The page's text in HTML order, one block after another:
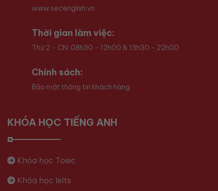
www.secenglish.vn
Thời gian làm việc:
Thứ 2 - CN: 08h30 - 12h00 & 13h30 - 22h00
Chính sách:
Bảo mật thông tin khách hàng
KHÓA HỌC TIẾNG ANH
Khóa học Toeic
Khóa học Ielts